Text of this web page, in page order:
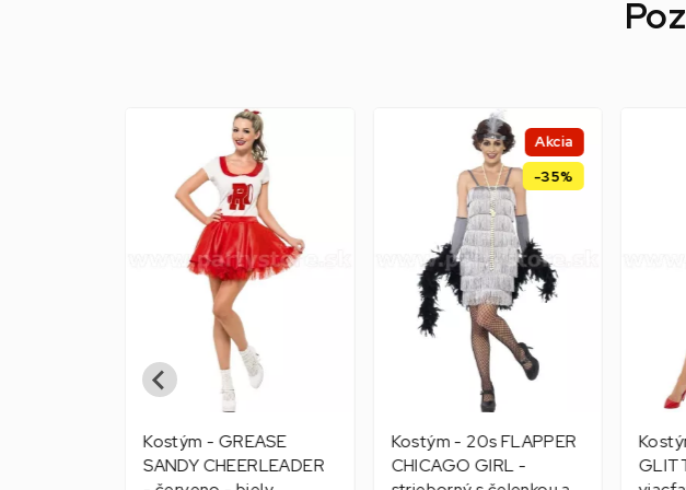
Kostým - GREASE
SANDY CHEERLEADER
Akcia
-35%
Kostým - 20s FLAPPER
CHICAGO GIRL -